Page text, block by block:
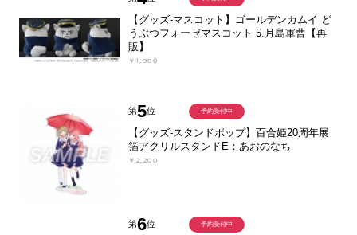
【グッズ-マスコット】ゴールデンカムイ ど
うぶつフォーゼマスコット 5.月島軍曹【再
販】
￥1,980
第5位
【グッズ-スタンドポップ】百合姫20周年展
箔アクリルスタンドE：あおのなち
￥2,200
予約受付中
第6位 予約受付中